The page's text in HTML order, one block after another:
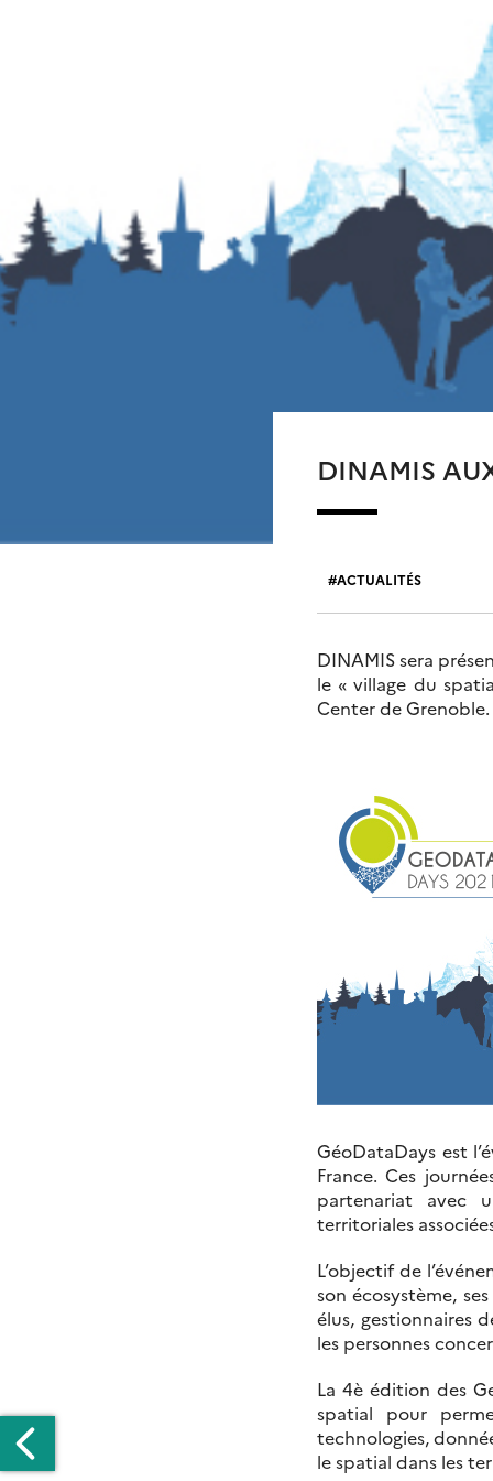
DINAMIS
ACTUALITÉS
DINAMIS sera
le « village du
Center de Grenoble.
GéoDataDays est
France. Ces
partenariat avec
territoriales
L’objectif de
son écosystème,
élus, gestionnaires
les personnes
La 4è édition des
spatial pour
technologies,
le spatial dans les